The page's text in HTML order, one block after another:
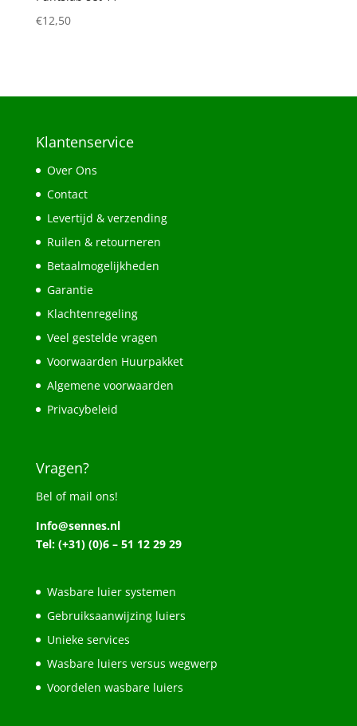
€12,50
Klantenservice
Over Ons
Contact
Levertijd & verzending
Ruilen & retourneren
Betaalmogelijkheden
Garantie
Klachtenregeling
Veel gestelde vragen
Voorwaarden Huurpakket
Algemene voorwaarden
Privacybeleid
Vragen?
Bel of mail ons!
Info@sennes.nl
Tel: (+31) (0)6 – 51 12 29 29
Wasbare luier systemen
Gebruiksaanwijzing luiers
Unieke services
Wasbare luiers versus wegwerp
Voordelen wasbare luiers